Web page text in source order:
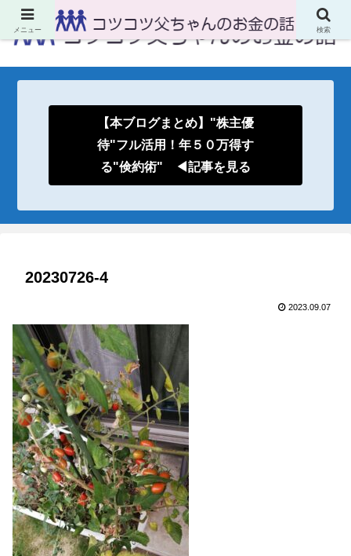
【本ブログまとめ】"株主優
待"フル活用！年５０万得す
る"倹約術" ◀記事を見る
20230726-4
2023.09.07
メニュー 検索